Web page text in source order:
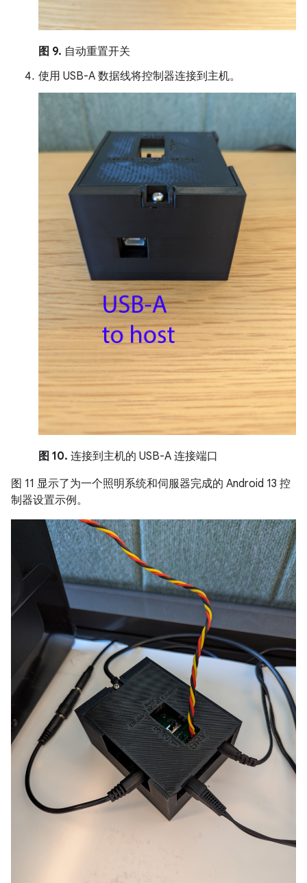
图 9. 自动重置开关
使用 USB-A 数据线将控制器连接到主机。
图 10. 连接到主机的 USB-A 连接端口
图 11 显示了为一个照明系统和伺服器完成的 Android 13 控
制器设置示例。